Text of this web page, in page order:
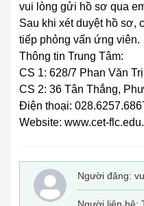
vui lòng gửi hồ sơ qua
Sau khi xét duyệt hồ sơ,
tiếp phỏng vấn ứng viên.
Thông tin Trung Tâm:
CS 1: 628/7 Phan Văn
CS 2: 36 Tân Thắng,
Điện thoại:
Website: www.cet-
Người đăng: